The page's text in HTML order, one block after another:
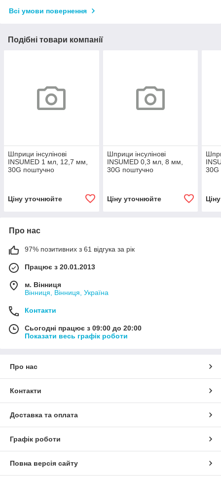
Всі умови повернення
Подібні товари компанії
Шприци інсулінові
INSUMED 1 мл, 12,7 мм,
30G поштучно
Ціну уточнюйте
Шприци інсулінові
INSUMED 0,3 мл, 8 мм,
30G поштучно
Ціну уточнюйте
30G
Про нас
97% позитивних з 61 відгука за рік
Працює з 20.01.2013
м. Вінниця
Вінниця, Вінниця, Україна
Контакти
Сьогодні працює з 09:00 до 20:00
Показати весь графік роботи
Про нас
Контакти
Доставка та оплата
Графік роботи
Повна версія сайту